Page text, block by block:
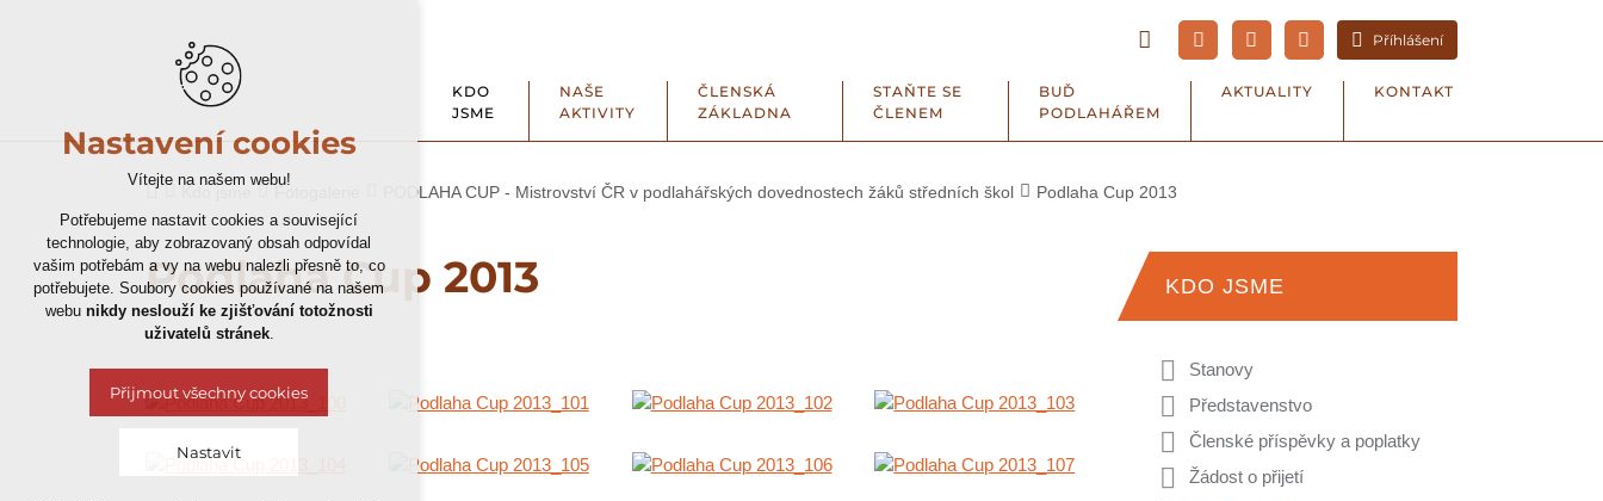
Příhlášení
KDO
JSME
NAŠE
AKTIVITY
ČLENSKÁ
ZÁKLADNA
STAŇTE SE
ČLENEM
BUĎ
PODLAHÁŘEM
AKTUALITY KONTAKT
PODLAHA CUP - Mistrovství ČR v podlahářských dovednostech žáků středních škol Podlaha Cup 2013
Podlaha Cup 2013 KDO JSME
Stanovy
Představenstvo
Členské příspěvky a poplatky
Žádost o přijetí
Nastavení cookies
Vítejte na našem webu!
Potřebujeme nastavit cookies a související
technologie, aby zobrazovaný obsah odpovídal
vašim potřebám a vy na webu nalezli přesně to, co
potřebujete. Soubory cookies používané na našem
webu nikdy neslouží ke zjišťování totožnosti
uživatelů stránek.
Přijmout všechny cookies
Nastavit